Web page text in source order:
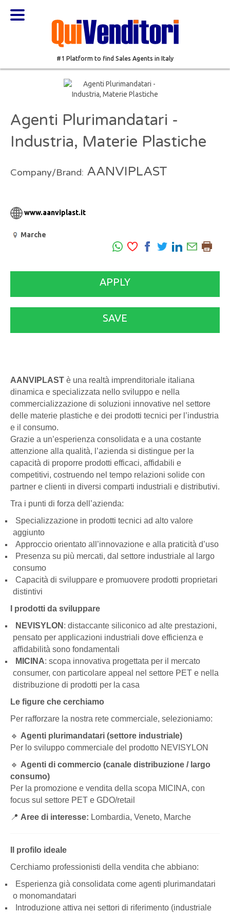
#1 Platform to find Sales Agents in Italy
Agenti Plurimandatari -
Industria, Materie Plastiche
Company/Brand: AANVIPLAST
www.aanviplast.it
Marche
APPLY
SAVE
AANVIPLAST è una realtà imprenditoriale italiana
dinamica e specializzata nello sviluppo e nella
commercializzazione di soluzioni innovative nel settore
delle materie plastiche e dei prodotti tecnici per l’industria
e il consumo.
Grazie a un’esperienza consolidata e a una costante
attenzione alla qualità, l’azienda si distingue per la
capacità di proporre prodotti efficaci, affidabili e
competitivi, costruendo nel tempo relazioni solide con
partner e clienti in diversi comparti industriali e distributivi.
Tra i punti di forza dell’azienda:
Specializzazione in prodotti tecnici ad alto valore
aggiunto
Approccio orientato all’innovazione e alla praticità d’uso
Presenza su più mercati, dal settore industriale al largo
consumo
Capacità di sviluppare e promuovere prodotti proprietari
distintivi
I prodotti da sviluppare
NEVISYLON : distaccante siliconico ad alte prestazioni,
pensato per applicazioni industriali dove efficienza e
affidabilità sono fondamentali
MICINA: scopa innovativa progettata per il mercato
consumer, con particolare appeal nel settore PET e nella
distribuzione di prodotti per la casa
Le figure che cerchiamo
Per rafforzare la nostra rete commerciale, selezioniamo:
🔹 Agenti plurimandatari (settore industriale)
Per lo sviluppo commerciale del prodotto NEVISYLON
🔹 Agenti di commercio (canale distribuzione / largo
consumo)
Per la promozione e vendita della scopa MICINA, con
focus sul settore PET e GDO/retail
📍 Aree di interesse: Lombardia, Veneto, Marche
Il profilo ideale
Cerchiamo professionisti della vendita che abbiano:
Esperienza già consolidata come agenti plurimandatari
o monomandatari
Introduzione attiva nei settori di riferimento (industriale